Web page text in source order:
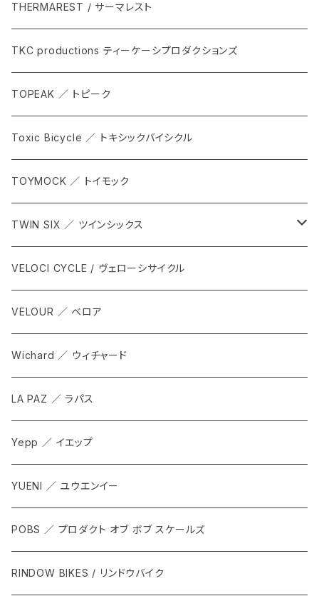
THERMAREST / サーマレスト
TKC productions ティーケーシプロダクションズ
TOPEAK ／ トピーク
Toxic Bicycle ／ トキシックバイシクル
TOYMOCK ／ トイモック
TWIN SIX ／ ツインシックス
ALL
Tops
Bottoms
Accesorries
VELOCI CYCLE / ヴェローシサイクル
VELOUR ／ ベロア
Wichard ／ ウィチャード
LA PAZ ／ ラパス
Yepp ／ イエップ
YUENI ／ ユウエンイー
POBS ／ プロダクト オブ ボブ スケールズ
RINDOW BIKES / リンドウバイク